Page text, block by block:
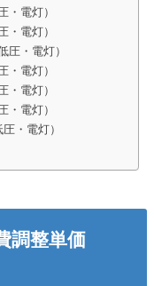
・電灯）
・電灯）
圧・電灯）
・電灯）
・電灯）
・電灯）
・電灯）
調整単価